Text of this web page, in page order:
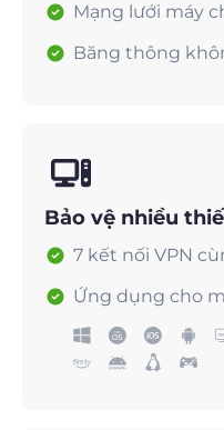
Mạng lưới máy
Băng thông
Bảo vệ nhiều
7 kết nối VPN
Ứng dụng cho